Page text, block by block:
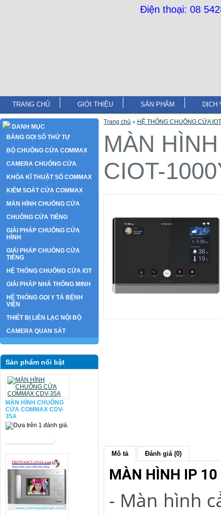
Điện thoại: 08
TRANG CHỦ GIỚI THIỆU SẢN PHẨM DỊCH
DANH MỤC
BẢNG GỌI SỐ THỨ TỰ
BỘ CHUÔNG CỬA COMMAX
CAMERA CHUÔNG CỬA
KHÓA KĨ THUẬT SỐ COMMAX
KIỂM SOÁT CỬA COMMAX
MÀN HÌNH CHUÔNG CỬA
CHUÔNG CỬA TIẾNG
GIẢI PHÁP CHUÔNG CỬA
HÌNH
GIẢI PHÁP CHUÔNG CỬA
TIẾNG
HỆ THỐNG CHUÔNG CỬA IOT
GIẢI PHÁP NHÀ THÔNG MINH
HỆ THỐNG GỌI Y TÁ BỆNH
VIỆN
THIẾT BỊ LIÊN LẠC NỘI BỘ
CAMERA QUAN SÁT
Sản phẩm nổi bật
MÀN HÌNH CHUÔNG
CỬA COMMAX CDV-
35A
Trang chủ » HỆ THỐNG CHUÔNG CỬA IOT
MÀN
CIOT-
Mô tả Đánh giá (0)
MÀN HÌNH IP
- Màn hình